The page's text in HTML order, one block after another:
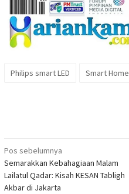
Philips smart LED Smart Home
Navigasi
pos
Pos sebelumnya
Semarakkan Kebahagiaan Malam
Lailatul Qadar: Kisah KESAN Tabligh
Akbar di Jakarta